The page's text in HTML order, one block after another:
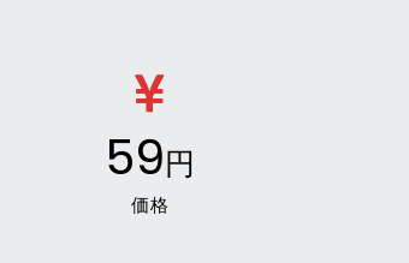
59円
価格